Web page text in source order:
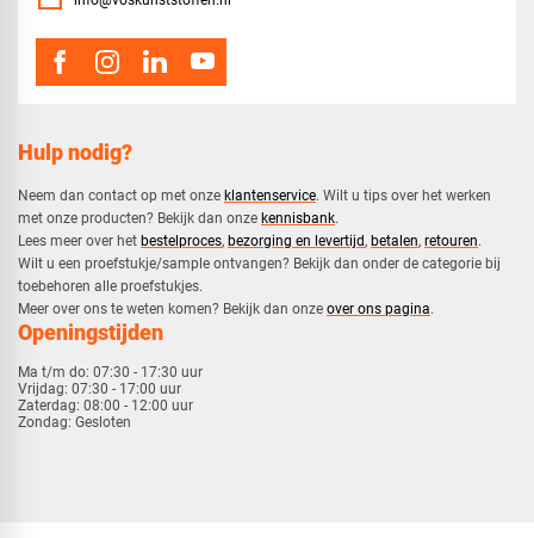
Hulp nodig?
Neem dan contact op met onze klantenservice. Wilt u tips over het werken
met onze producten? Bekijk dan onze kennisbank.
​Lees meer over het bestelproces, bezorging en levertijd, betalen, retouren.​
​Wilt u een proefstukje/sample ontvangen? Bekijk dan onder de categorie bij
toebehoren alle proefstukjes.
​​Meer over ons te weten komen? Bekijk dan onze over ons pagina.
Openingstijden
Ma t/m do: 07:30 - 17:30 uur
Vrijdag: 07:30 - 17:00 uur
Zaterdag: 08:00 - 12:00 uur
Zondag: Gesloten